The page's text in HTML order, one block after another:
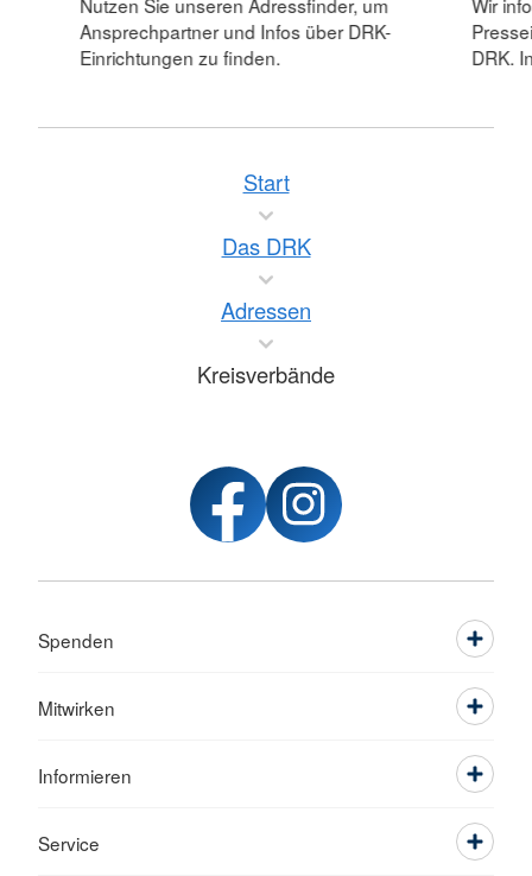
Ansprechpartner und Infos über DRK-
Einrichtungen zu finden.
DRK.
Start
Das DRK
Adressen
Kreisverbände
Spenden
Mitwirken
Informieren
Service